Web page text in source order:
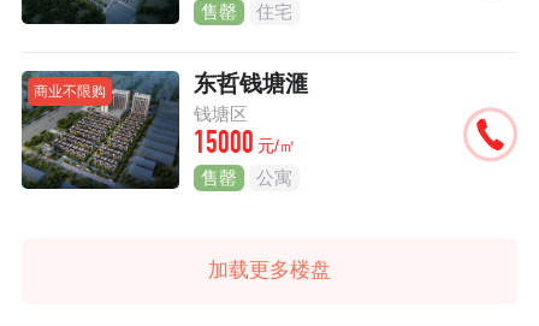
售罄 住宅
商业不限购 东哲钱塘滙
钱塘区
15000 元/㎡
售罄 公寓
加载更多楼盘